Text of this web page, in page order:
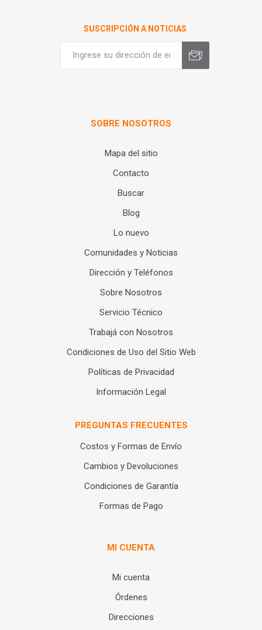
SUSCRIPCIÓN A NOTICIAS
SOBRE NOSOTROS
Mapa del sitio
Contacto
Buscar
Blog
Lo nuevo
Comunidades y Noticias
Dirección y Teléfonos
Sobre Nosotros
Servicio Técnico
Trabajá con Nosotros
Condiciones de Uso del Sitio Web
Políticas de Privacidad
Información Legal
PREGUNTAS FRECUENTES
Costos y Formas de Envío
Cambios y Devoluciones
Condiciones de Garantía
Formas de Pago
MI CUENTA
Mi cuenta
Órdenes
Direcciones